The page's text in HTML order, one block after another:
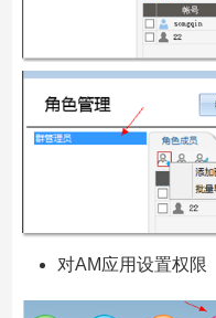
对AM应用设置权限